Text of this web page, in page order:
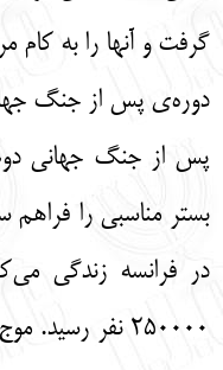
گرفت و آنها را به کام
دوره‌ی پس از جنگ
پس از جنگ جهانی
250000 نفر